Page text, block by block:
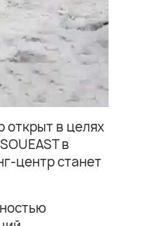
открыт в целях
в
центр станет